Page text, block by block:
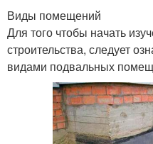
Виды помещений
Для того чтобы начать
строительства, следует
видами подвальных